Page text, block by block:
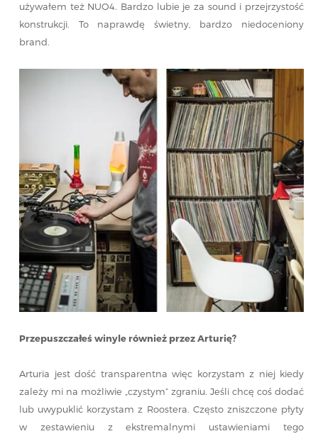
używałem też NUO4. Bardzo lubie je za sound i przejrzystość
konstrukcji. To naprawdę świetny, bardzo niedoceniony
brand.
Przepuszczałeś winyle również przez Arturię?
Arturia jest dość transparentna więc korzystam z niej kiedy
zależy mi na możliwie „czystym” zgraniu. Jeśli chcę coś dodać
lub uwypuklić korzystam z Roostera. Często zniszczone płyty
w zestawieniu z ekstremalnymi ustawieniami tego